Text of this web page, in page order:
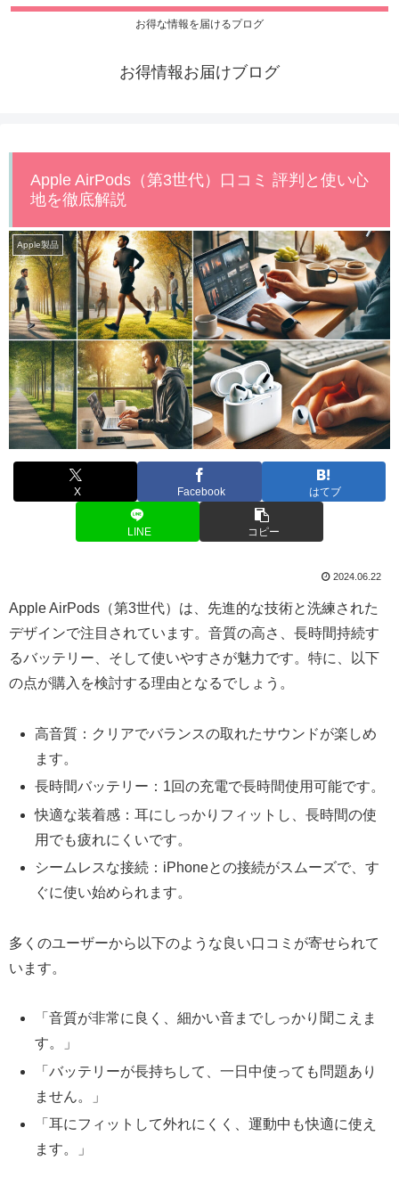
お得な情報を届けるプログ
お得情報お届けブログ
Apple AirPods（第3世代）口コミ 評判と使い心
地を徹底解説
Apple製品
X Facebook はてブ
LINE コピー
2024.06.22
Apple AirPods（第3世代）は、先進的な技術と洗練された
デザインで注目されています。音質の高さ、長時間持続す
るバッテリー、そして使いやすさが魅力です。特に、以下
の点が購入を検討する理由となるでしょう。
高音質：クリアでバランスの取れたサウンドが楽しめ
ます。
長時間バッテリー：1回の充電で長時間使用可能です。
快適な装着感：耳にしっかりフィットし、長時間の使
用でも疲れにくいです。
シームレスな接続：iPhoneとの接続がスムーズで、す
ぐに使い始められます。
多くのユーザーから以下のような良い口コミが寄せられて
います。
「音質が非常に良く、細かい音までしっかり聞こえま
す。」
「バッテリーが長持ちして、一日中使っても問題あり
ません。」
「耳にフィットして外れにくく、運動中も快適に使え
ます。」